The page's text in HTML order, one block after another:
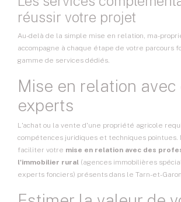
réussir votre projet
Au-delà de la simple mise en relation, ma-
accompagne à chaque étape de votre parcours
gamme de services dédiés.
Mise en relation avec
experts
L'achat ou la vente d'une propriété agricole
compétences juridiques et techniques pointues.
faciliter votre mise en relation avec des
l'immobilier rural (agences immobilières
experts fonciers) présents dans le Tarn-et-